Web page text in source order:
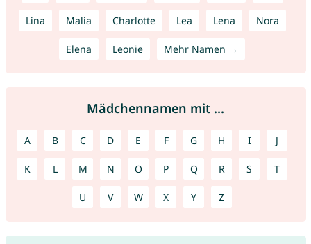
Lina Malia Charlotte Lea Lena Nora
Elena Leonie Mehr Namen →
Mädchennamen mit ...
A B C D E F G H I J
K L M N O P Q R S T
U V W X Y Z